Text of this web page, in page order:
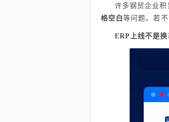
许多钢贸企业
格空白等问题。若
ERP上线不是